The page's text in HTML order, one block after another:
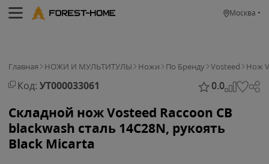
Москва
Главная НОЖИ И МУЛЬТИТУЛЫ Ножи По Бренду Vosteed Нож
Код: УТ000033061 0.0
Складной нож Vosteed Raccoon CB
blackwash сталь 14C28N, рукоять
Black Micarta